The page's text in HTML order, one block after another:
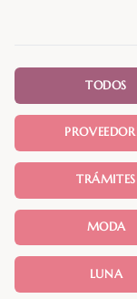
TODOS
TRÁMITES
MODA
LUNA